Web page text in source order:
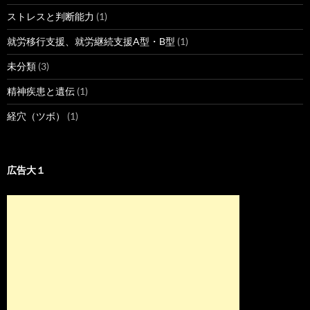
ストレスと判断能力 (1)
就労移行支援、就労継続支援A型・B型 (1)
未分類 (3)
精神疾患と遺伝 (1)
経穴（ツボ） (1)
広告大１